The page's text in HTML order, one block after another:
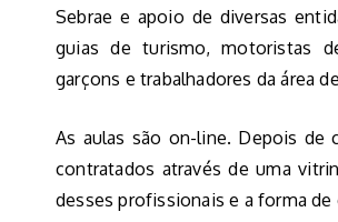
Sebrae e apoio de diversas
guias de turismo, motoristas
garçons e trabalhadores da área
As aulas são on-line. Depois de
contratados através de uma
desses profissionais e a forma